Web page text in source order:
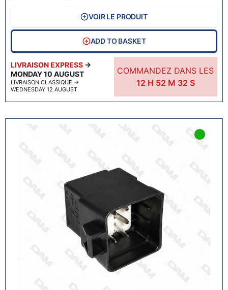
LIVRAISON EXPRESS →
MONDAY 10 AUGUST
LIVRAISON CLASSIQUE →
WEDNESDAY 12 AUGUST
COMMANDEZ DANS LES
12 H 52 M 31S
VOIR LE PRODUIT
ADD TO BASKET